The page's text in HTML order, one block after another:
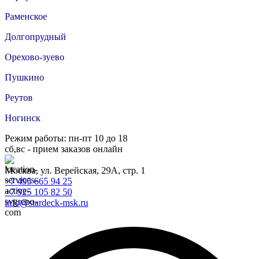
Раменское
Долгопрудный
Орехово-зуево
Пушкино
Реутов
Ногинск
Режим работы: пн-пт 10 до 18
сб,вс - прием заказов онлайн
Москва, ул. Верейская, 29А, стр. 1
+7 495 665 94 25
+7 925 105 82 50
info@stardeck-msk.ru